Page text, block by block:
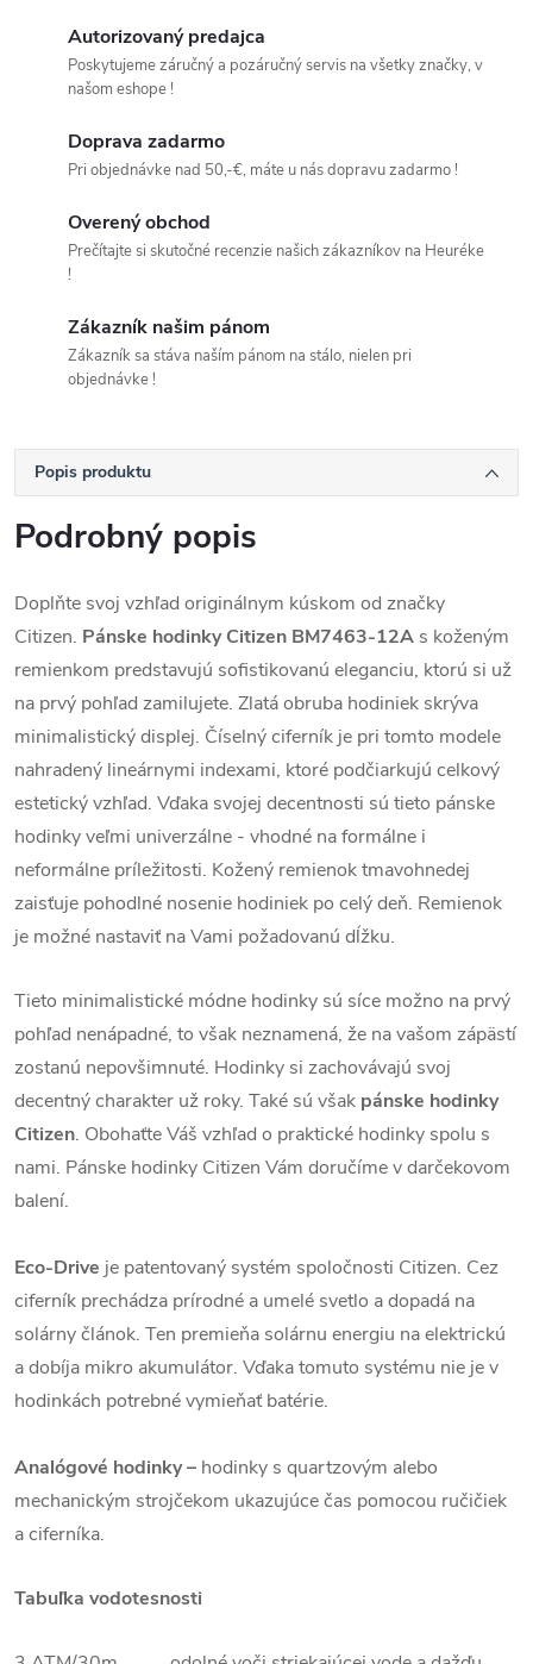
Autorizovaný predajca
Poskytujeme záručný a pozáručný servis na všetky značky, v
našom eshope !
Doprava zadarmo
Pri objednávke nad 50,-€, máte u nás dopravu zadarmo !
Overený obchod
Prečítajte si skutočné recenzie našich zákazníkov na Heuréke
!
Zákazník našim pánom
Zákazník sa stáva naším pánom na stálo, nielen pri
objednávke !
Popis produktu
Podrobný popis
Doplňte svoj vzhľad originálnym kúskom od značky
Citizen. Pánske hodinky Citizen BM7463-12A s koženým
remienkom predstavujú sofistikovanú eleganciu, ktorú si už
na prvý pohľad zamilujete. Zlatá obruba hodiniek skrýva
minimalistický displej. Číselný ciferník je pri tomto modele
nahradený lineárnymi indexami, ktoré podčiarkujú celkový
estetický vzhľad. Vďaka svojej decentnosti sú tieto pánske
hodinky veľmi univerzálne - vhodné na formálne i
neformálne príležitosti. Kožený remienok tmavohnedej
zaisťuje pohodlné nosenie hodiniek po celý deň. Remienok
je možné nastaviť na Vami požadovanú dĺžku.
Tieto minimalistické módne hodinky sú síce možno na prvý
pohľad nenápadné, to však neznamená, že na vašom zápästí
zostanú nepovšimnuté. Hodinky si zachovávajú svoj
decentný charakter už roky. Také sú však pánske hodinky
Citizen. Obohaťte Váš vzhľad o praktické hodinky spolu s
nami. Pánske hodinky Citizen Vám doručíme v darčekovom
balení.
Eco-Drive je patentovaný systém spoločnosti Citizen. Cez
ciferník prechádza prírodné a umelé svetlo a dopadá na
solárny článok. Ten premieňa solárnu energiu na elektrickú
a dobíja mikro akumulátor. Vďaka tomuto systému nie je v
hodinkách potrebné vymieňať batérie.
Analógové hodinky – hodinky s quartzovým alebo
mechanickým strojčekom ukazujúce čas pomocou ručičiek
a ciferníka.
Tabuľka vodotesnosti